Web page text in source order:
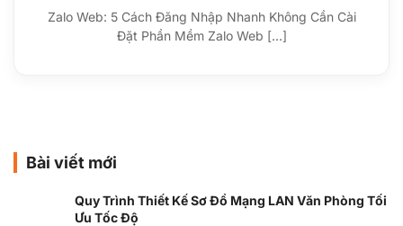
Zalo Web: 5 Cách Đăng Nhập Nhanh Không Cần Cài
Đặt Phần Mềm Zalo Web [...]
Bài viết mới
Quy Trình Thiết Kế Sơ Đồ Mạng LAN Văn Phòng Tối
Ưu Tốc Độ